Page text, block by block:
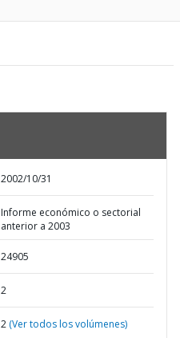
2002/10/31
Informe económico o sectorial
anterior a 2003
24905
2
2 (Ver todos los volúmenes)